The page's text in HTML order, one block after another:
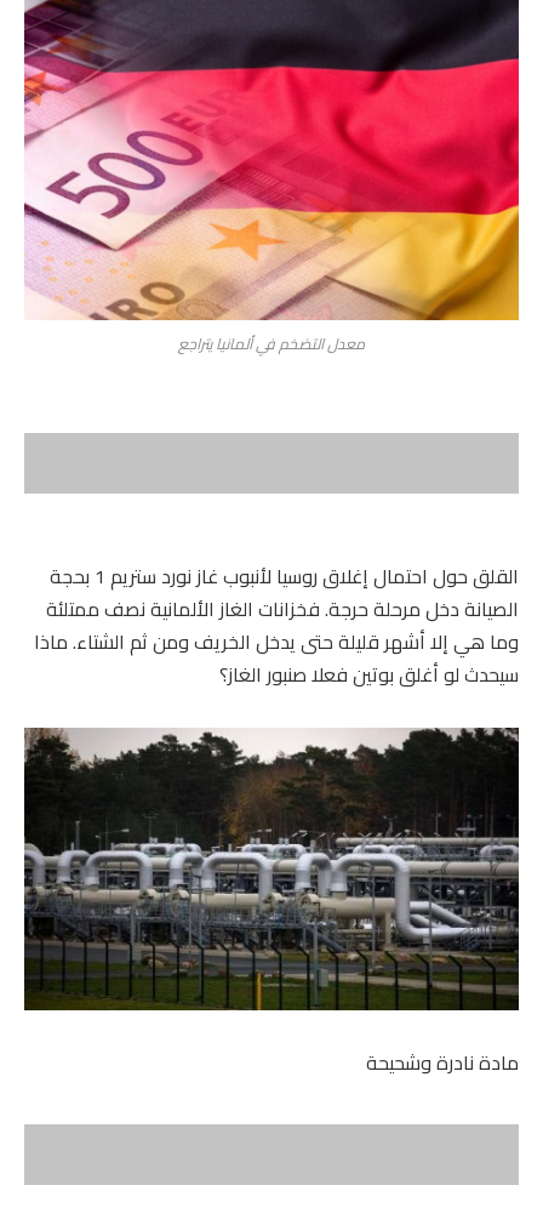
معدل التضخم في ألمانيا يتراجع
القلق حول احتمال إغلاق روسيا لأنبوب غاز نورد ستريم 1 بحجة
الصيانة دخل مرحلة حرجة. فخزانات الغاز الألمانية نصف ممتلئة
وما هي إلا أشهر قليلة حتى يدخل الخريف ومن ثم الشتاء. ماذا
سيحدث لو أغلق بوتين فعلا صنبور الغاز؟
مادة نادرة وشحيحة